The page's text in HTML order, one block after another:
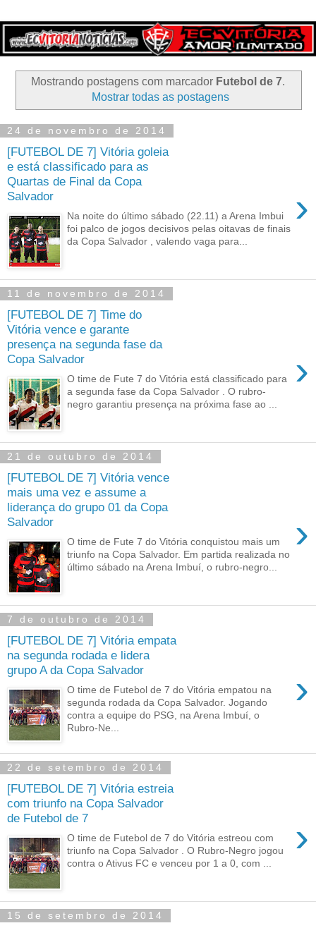
Mostrando postagens com marcador Futebol de 7.
Mostrar todas as postagens
24 de novembro de 2014
[FUTEBOL DE 7] Vitória goleia
e está classificado para as
Quartas de Final da Copa
Salvador
›
Na noite do último sábado (22.11) a Arena Imbui
foi palco de jogos decisivos pelas oitavas de finais
da Copa Salvador , valendo vaga para...
11 de novembro de 2014
[FUTEBOL DE 7] Time do
Vitória vence e garante
presença na segunda fase da
Copa Salvador
›
O time de Fute 7 do Vitória está classificado para
a segunda fase da Copa Salvador . O rubro-
negro garantiu presença na próxima fase ao ...
21 de outubro de 2014
[FUTEBOL DE 7] Vitória vence
mais uma vez e assume a
liderança do grupo 01 da Copa
Salvador
›
O time de Fute 7 do Vitória conquistou mais um
triunfo na Copa Salvador. Em partida realizada no
último sábado na Arena Imbuí, o rubro-negro...
7 de outubro de 2014
[FUTEBOL DE 7] Vitória empata
na segunda rodada e lidera
grupo A da Copa Salvador
›
O time de Futebol de 7 do Vitória empatou na
segunda rodada da Copa Salvador. Jogando
contra a equipe do PSG, na Arena Imbuí, o
Rubro-Ne...
22 de setembro de 2014
[FUTEBOL DE 7] Vitória estreia
com triunfo na Copa Salvador
de Futebol de 7
›
O time de Futebol de 7 do Vitória estreou com
triunfo na Copa Salvador . O Rubro-Negro jogou
contra o Ativus FC e venceu por 1 a 0, com ...
15 de setembro de 2014